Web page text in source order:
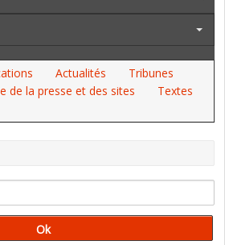
Actualités
Tribunes
de la presse et des sites
Textes